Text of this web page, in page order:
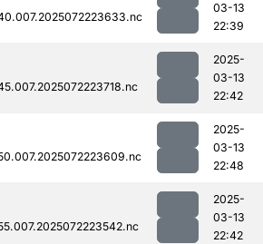
03-13
22:39
2025-
03-13
22:42
2025-
03-13
22:48
2025-
03-13
22:42